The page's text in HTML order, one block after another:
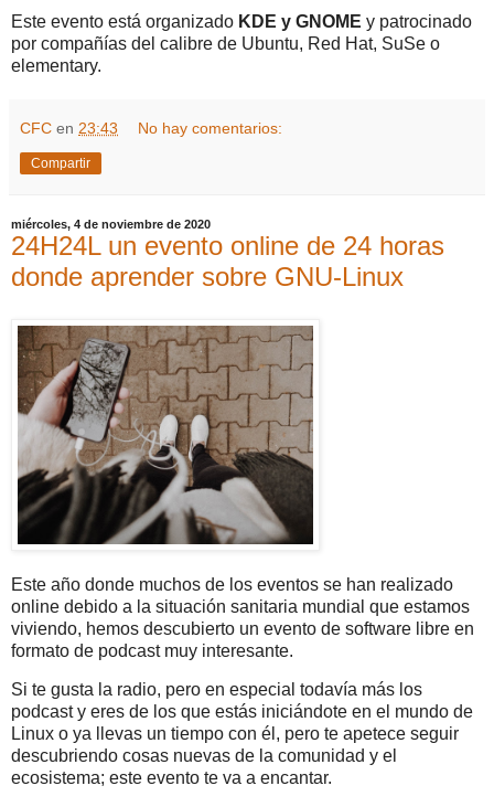
Este evento está organizado KDE y GNOME y patrocinado
por compañías del calibre de Ubuntu, Red Hat, SuSe o
elementary.
CFC en 23:43 No hay comentarios:
Compartir
miércoles, 4 de noviembre de 2020
24H24L un evento online de 24 horas
donde aprender sobre GNU-Linux
Este año donde muchos de los eventos se han realizado
online debido a la situación sanitaria mundial que estamos
viviendo, hemos descubierto un evento de software libre en
formato de podcast muy interesante.
Si te gusta la radio, pero en especial todavía más los
podcast y eres de los que estás iniciándote en el mundo de
Linux o ya llevas un tiempo con él, pero te apetece seguir
descubriendo cosas nuevas de la comunidad y el
ecosistema; este evento te va a encantar.